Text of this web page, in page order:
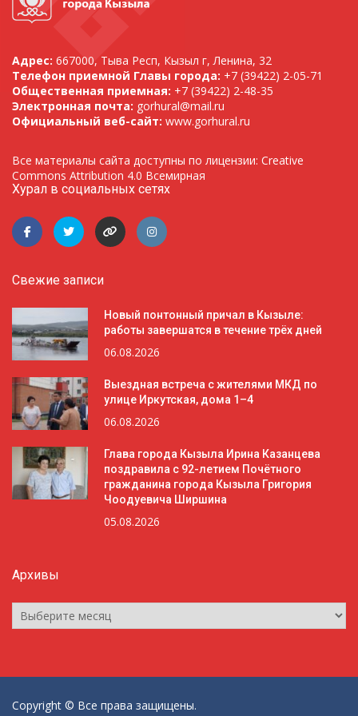
Адрес: 667000, Тыва Респ, Кызыл г, Ленина, 32
Телефон приемной Главы города: +7 (39422) 2-05-71
Общественная приемная: +7 (39422) 2-48-35
Электронная почта: gorhural@mail.ru
Официальный веб-сайт: www.gorhural.ru
Все материалы сайта доступны по лицензии: Creative
Commons Attribution 4.0 Всемирная
Хурал в социальных сетях
Свежие записи
Новый понтонный причал в Кызыле:
работы завершатся в течение трёх дней
06.08.2026
Выездная встреча с жителями МКД по
улице Иркутская, дома 1–4
06.08.2026
Глава города Кызыла Ирина Казанцева
поздравила с 92-летием Почётного
гражданина города Кызыла Григория
Чоодуевича Ширшина
05.08.2026
Архивы
Архивы
Copyright © Все права защищены.